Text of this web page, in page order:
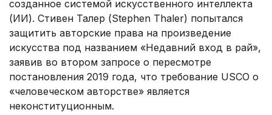
созданное системой искусственного интеллекта
(ИИ). Стивен Талер (Stephen Thaler) попытался
защитить авторские права на произведение
искусства под названием «Недавний вход в рай»,
заявив во втором запросе о пересмотре
постановления 2019 года, что требование USCO о
«человеческом авторстве» является
неконституционным.